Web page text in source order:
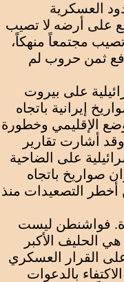
العسكرية
على أرضه لا تصيب
مجتمعاً منهكاً،
ثمن حروب لم
على بيروت
إيرانية باتجاه
الإقليمي وخطورة
أشارت تقارير
على الضاحية
صواريخ باتجاه
التصعيدات منذ
فواشنطن ليست
الحليف الأكبر
القرار العسكري
بالدعوات